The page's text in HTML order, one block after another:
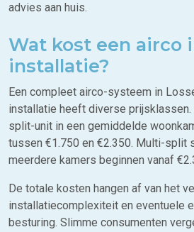
advies aan huis.
Wat kost een airco
installatie?
Een compleet airco-systeem in
installatie heeft diverse prijsklassen.
split-unit in een gemiddelde
tussen €1.750 en €2.350. Multi-split
meerdere kamers beginnen vanaf
De totale kosten hangen af van het
installatiecomplexiteit en eventuele
besturing. Slimme consumenten